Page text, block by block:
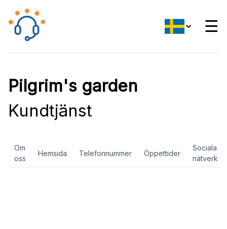
☰
Pilgrim's garden
Kundtjänst
Om
oss
Hemsida Telefonnummer Öppettider
Sociala
nätverk